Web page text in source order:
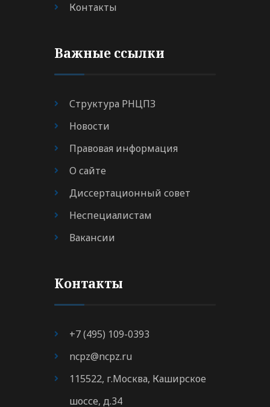
Контакты
Важные ссылки
Структура РНЦПЗ
Новости
Правовая информация
О сайте
Диссертационный совет
Неспециалистам
Вакансии
Контакты
+7 (495) 109-0393
ncpz@ncpz.ru
115522, г.Москва, Каширское
шоссе, д.34